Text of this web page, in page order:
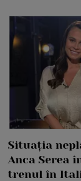
Situația
Anca Serea
trenul în